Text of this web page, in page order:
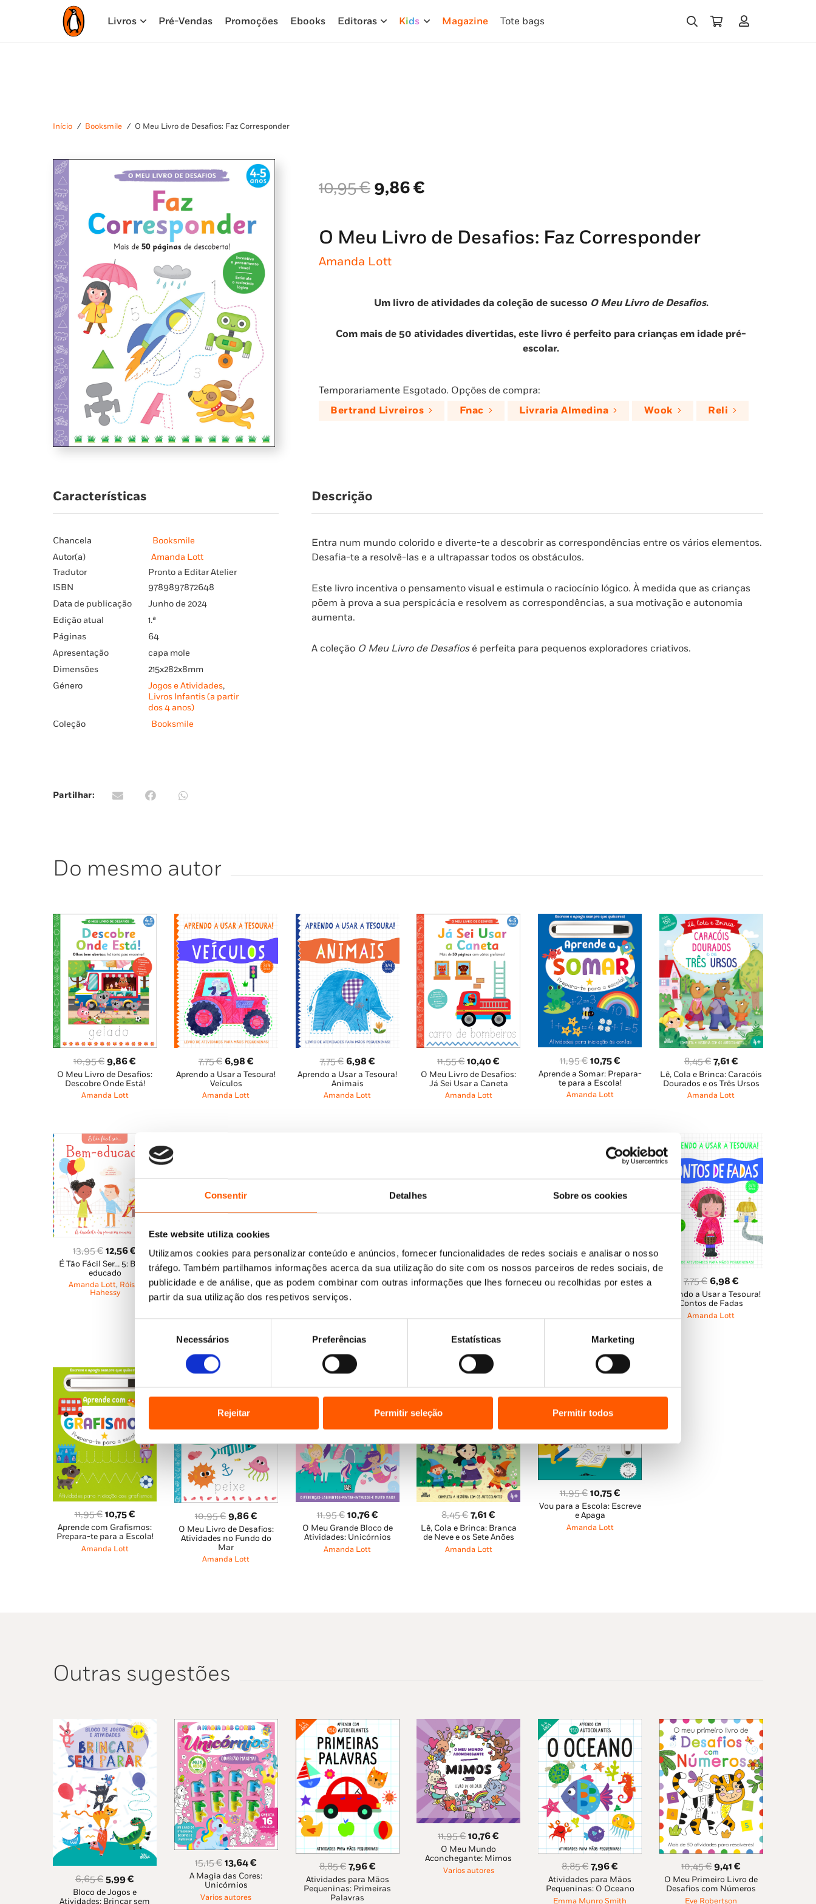
Consentir Detalhes Sobre os cookies
Este website utiliza cookies
Utilizamos cookies para personalizar conteúdo e anúncios, fornecer funcionalidades de redes sociais e analisar o nosso
tráfego. Também partilhamos informações acerca da sua utilização do site com os nossos parceiros de redes sociais, de
publicidade e de análise, que as podem combinar com outras informações que lhes forneceu ou recolhidas por estes a
partir da sua utilização dos respetivos serviços.
consentimento
Necessários Preferências Estatísticas Marketing
Rejeitar Permitir seleção Permitir todos
Livros Pré-Vendas Promoções Ebooks Editoras Kids Magazine Tote bags
Início / Booksmile / O Meu Livro de Desafios: Faz Corresponder
10,95€ O
preço
era:
10,95 €.
9,86€
é:
9,86 €.
O Meu Livro de Desafios: Faz Corresponder
Amanda Lott
Um livro de atividades da coleção de sucesso O Meu Livro de Desafios.
Com mais de 50 atividades divertidas, este livro é perfeito para crianças em idade pré-
escolar.
Temporariamente Esgotado. Opções de compra:
Bertrand Livreiros
Fnac Livraria Almedina Wook Reli
Características
Chancela
Booksmile
Autor(a)
Amanda Lott
Tradutor
Pronto a Editar Atelier
ISBN
9789897872648
Data de publicação
Junho de 2024
Edição atual
1.ª
Páginas
64
Apresentação
capa mole
Dimensões
215x282x8mm
Género
Jogos e Atividades,
Livros Infantis (a partir
dos 4 anos)
Coleção
Booksmile
Partilhar:
Descrição
Entra num mundo colorido e diverte-te a descobrir as correspondências entre os vários elementos.
Desafia-te a resolvê-las e a ultrapassar todos os obstáculos.
Este livro incentiva o pensamento visual e estimula o raciocínio lógico. À medida que as crianças
põem à prova a sua perspicácia e resolvem as correspondências, a sua motivação e autonomia
aumenta.
A coleção O Meu Livro de Desafiosé perfeita para pequenos exploradores criativos.
Do mesmo autor
10,95€ O
preço
original
9,86€
preço
atual
O Meu Livro de Desafios:
Descobre Onde Está!
Amanda Lott
7,75€ O
preço
original
6,98 €O
preço
Aprendo a Usar a Tesoura!
Veículos
Amanda Lott
7,75€ O
preço
original
6,98 €O
preço
Aprendo a Usar a Tesoura!
Animais
Amanda Lott
11,55€O
preço
original
10,40€
preço
atual
O Meu Livro de Desafios:
Já Sei Usar a Caneta
Amanda Lott
11,95€ O
preço
original
10,75€O
preço
atual
Aprende a Somar: Prepara-
te para a Escola!
Amanda Lott
8,45€ O
preço
original
7,61 €O
preço
atual
Lê, Cola e Brinca: Caracóis
Dourados e os Três Ursos
Amanda Lott
13,95€ O
preço
original
era:
12,56€
preço
atual
É Tão Fácil Ser… 5: Bem-
educado
Amanda Lott, Róisín
Hahessy
11,95€ O
era:
10,75€O
Transportes
11,95€O
preço
original
era:
11,95 €.
10,75€O
preço
atual
10,75 €.
Aprender a Escrever:
Escreve e Apaga
Amanda Lott
7,75€ O
7,75 €.
6,98€O
6,98 €.
13,95€ O
preço
original
12,56€O
preço
atual
É Tão Fácil Ser… 6:
Paciente
Amanda Lott Róisín
7,75€ O
preço
original
6,98 €O
preço
atual
Aprendo a Usar a Tesoura!
Contos de Fadas
Amanda Lott
11,95€ O
preço
original
10,75€O
preço
atual
Aprende com Grafismos:
Prepara-te para a Escola!
Amanda Lott
10,95€ O
preço
original
era:
9,86€O
preço
atual
O Meu Livro de Desafios:
Atividades no Fundo do
Mar
Amanda Lott
11,95€ O
preço
original
10,76€O
preço
atual
O Meu Grande Bloco de
Atividades: Unicórnios
Amanda Lott
8,45€O
preço
original
7,61€
preço
atual
Lê, Cola e Brinca: Branca
de Neve e os Sete Anões
Amanda Lott
11,95€ O
preço
original
10,75€O
preço
Vou para a Escola: Escreve
e Apaga
Amanda Lott
Outras sugestões
6,65€ O
preço
5,99€
preço
Bloco de Jogos e
Atividades: Brincar sem
15,15€O
preço
original
13,64€
preço
A Magia das Cores:
Unicórnios
Varios autores
8,85€ O
preço
original
7,96€O
preço
atual
Atividades para Mãos
Pequeninas: Primeiras
Palavras
11,95€O
preço
original
10,76€
atual
O Meu Mundo
Aconchegante: Mimos
Varios autores 8,85€ O
preço
original
7,96€
preço
atual
Atividades para Mãos
Pequeninas: O Oceano
Emma Munro Smith
10,45€O
preço
original
9,41€
preço
atual
O Meu Primeiro Livro de
Desafios com Números
Eve Robertson